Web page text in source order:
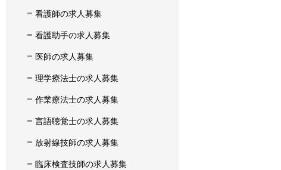
看護師の求人募集
看護助手の求人募集
医師の求人募集
理学療法士の求人募集
作業療法士の求人募集
言語聴覚士の求人募集
放射線技師の求人募集
臨床検査技師の求人募集